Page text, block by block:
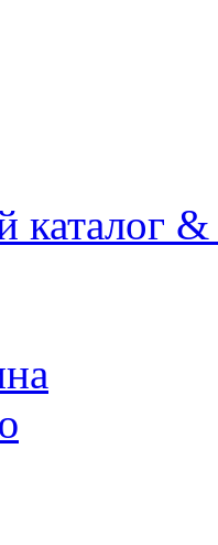
каталог